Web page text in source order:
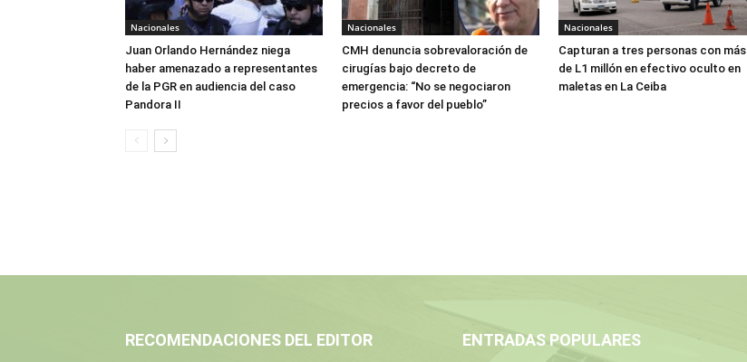
Nacionales
Juan Orlando Hernández niega
haber amenazado a representantes
de la PGR en audiencia del caso
Pandora II
Nacionales
CMH denuncia sobrevaloración de
cirugías bajo decreto de
emergencia: “No se negociaron
precios a favor del pueblo”
Nacionales
Capturan a tres personas con más
de L1 millón en efectivo oculto en
maletas en La Ceiba
RECOMENDACIONES DEL EDITOR ENTRADAS POPULARES